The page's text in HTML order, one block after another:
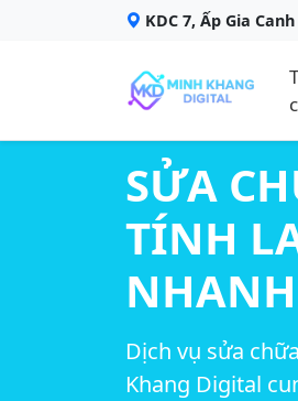
KDC 7, Ấp Gia
SỬA
TÍNH
Dịch vụ sửa
Khang Digital